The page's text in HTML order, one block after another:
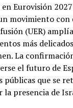
Eurovisión
movimiento con
(UER)
más
La
el futuro de
públicas que se
la presencia de